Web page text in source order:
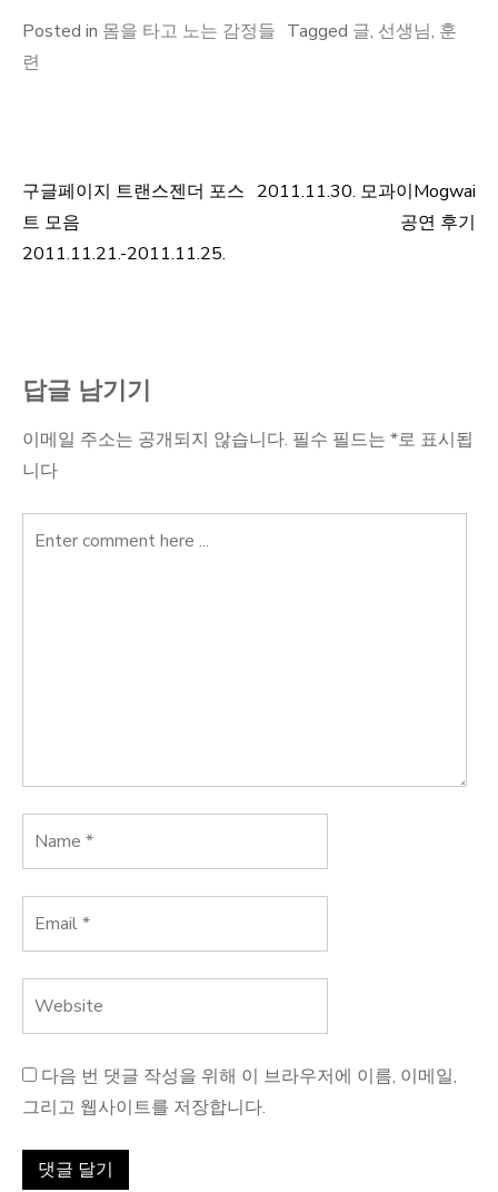
Posted in 몸을 타고 노는 감정들 Tagged 글, 선생님, 훈
련
글
탐
구글페이지 트랜스젠더 포스
트 모음
2011.11.21.-2011.11.25.
2011.11.30. 모과이Mogwai
공연 후기
답글 남기기
이메일 주소는 공개되지 않습니다. 필수 필드는 *로 표시됩
니다
다음 번 댓글 작성을 위해 이 브라우저에 이름, 이메일,
그리고 웹사이트를 저장합니다.